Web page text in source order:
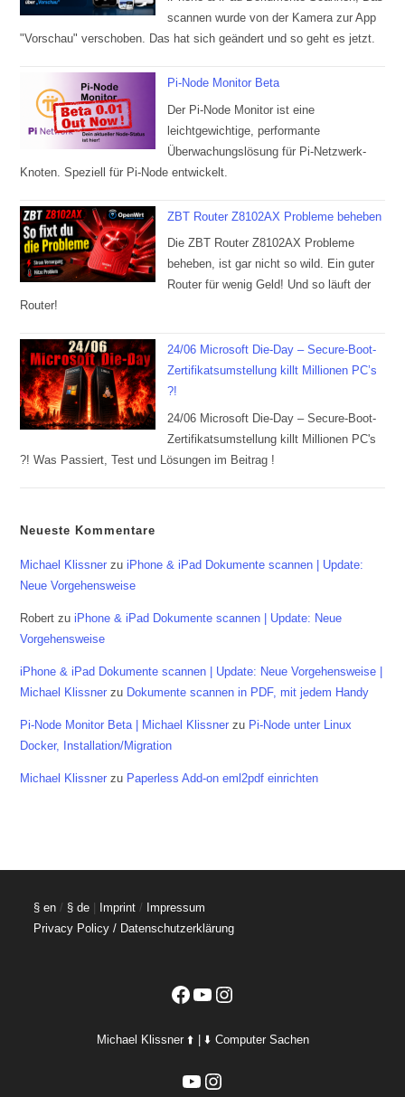
scannen wurde von der Kamera zur App
"Vorschau" verschoben. Das hat sich geändert und so geht es jetzt.
Pi-Node Monitor Beta
Der Pi-Node Monitor ist eine
leichtgewichtige, performante
Überwachungslösung für Pi-Netzwerk-
Knoten. Speziell für Pi-Node entwickelt.
ZBT Router Z8102AX Probleme beheben
Die ZBT Router Z8102AX Probleme
beheben, ist gar nicht so wild. Ein guter
Router für wenig Geld! Und so läuft der
Router!
24/06 Microsoft Die-Day – Secure-Boot-
Zertifikatsumstellung killt Millionen PC’s
?!
24/06 Microsoft Die-Day – Secure-Boot-
Zertifikatsumstellung killt Millionen PC's
?! Was Passiert, Test und Lösungen im Beitrag !
Neueste Kommentare
Michael Klissner zuiPhone & iPad Dokumente scannen | Update:
Neue Vorgehensweise
Robert zuiPhone & iPad Dokumente scannen | Update: Neue
Vorgehensweise
iPhone & iPad Dokumente scannen | Update: Neue Vorgehensweise |
Michael Klissner zu Dokumente scannen in PDF, mit jedem Handy
Pi-Node Monitor Beta | Michael Klissner zu Pi-Node unter Linux
Docker, Installation/Migration
Michael Klissner zu Paperless Add-on eml2pdf einrichten
§ en / § de Imprint / Impressum
Privacy Policy / Datenschutzerklärung
Facebook
YouTubeInstagram
Michael Klissner ⬆️ | ⬇️ Computer Sachen
YouTubeInstagram